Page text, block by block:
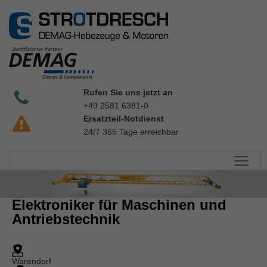
Rufen Sie uns jetzt an
+49 2581 6381-0
Ersatzteil-Notdienst
24/7 365 Tage erreichbar
Elektroniker für Maschinen und
Antriebstechnik
Warendorf